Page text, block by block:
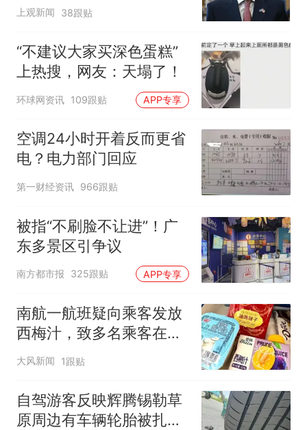
寻味
上观新闻 38跟贴
“不建议大家买深色蛋糕”
上热搜，网友：天塌了！
环球网资讯 109跟贴 APP专享
空调24小时开着反而更省
电？电力部门回应
第一财经资讯 966跟贴
被指“不刷脸不让进”！广
东多景区引争议
南方都市报 325跟贴 APP专享
南航一航班疑向乘客发放
西梅汁，致多名乘客在飞
行途中排队上厕所！乘
客：机上100多人只有2个
厕所；客服回应：并非每
架飞机都会发放西梅汁
大风新闻 1跟贴
自驾游客反映辉腾锡勒草
原周边有车辆轮胎被扎，